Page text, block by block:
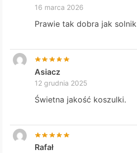
16 marca 2026
Prawie tak dobra jak solnik
Asiacz
12 grudnia 2025
Świetna jakość koszulki.
Rafał